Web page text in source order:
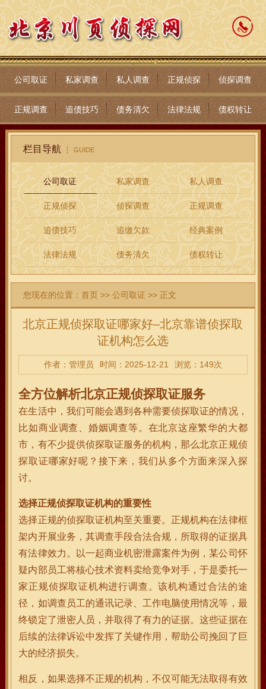
公司取证 私家调查 私人调查 正规侦探 侦探调查
正规调查 追债技巧 债务清欠 法律法规 债权转让
栏目导航 GUIDE
公司取证 私家调查 私人调查
正规侦探 侦探调查 正规调查
追债技巧 追缴欠款 经典案例
法律法规 债务清欠 债权转让
您现在的位置：首页 >>公司取证 >> 正文
北京正规侦探取证哪家好–北京靠谱侦探取
证机构怎么选
作者：管理员 时间：2025-12-21 浏览：149次
全方位解析北京正规侦探取证服务
在生活中，我们可能会遇到各种需要侦探取证的情况，
比如商业调查、婚姻调查等。在北京这座繁华的大都
市，有不少提供侦探取证服务的机构，那么北京正规侦
探取证哪家好呢？接下来，我们从多个方面来深入探
讨。
选择正规侦探取证机构的重要性
选择正规的侦探取证机构至关重要。正规机构在法律框
架内开展业务，其调查手段合法合规，所取得的证据具
有法律效力。以一起商业机密泄露案件为例，某公司怀
疑内部员工将核心技术资料卖给竞争对手，于是委托一
家正规侦探取证机构进行调查。该机构通过合法的途
径，如调查员工的通讯记录、工作电脑使用情况等，最
终锁定了泄密人员，并取得了有力的证据。这些证据在
后续的法律诉讼中发挥了关键作用，帮助公司挽回了巨
大的经济损失。
相反，如果选择不正规的机构，不仅可能无法取得有效